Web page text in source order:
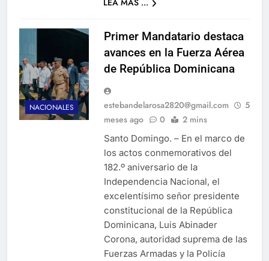
NACIONALES
Primer Mandatario destaca
avances en la Fuerza Aérea
de República Dominicana
estebandelarosa2820@gmail.com
5
meses ago
0 2 mins
Santo Domingo. – En el marco de
los actos conmemorativos del
182.º aniversario de la
Independencia Nacional, el
excelentísimo señor presidente
constitucional de la República
Dominicana, Luis Abinader
Corona, autoridad suprema de las
Fuerzas Armadas y la Policía